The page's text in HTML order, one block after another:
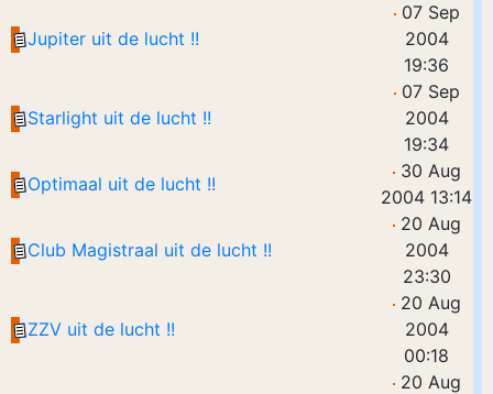
Jupiter uit de lucht !!
07 Sep
2004
19:36
Starlight uit de lucht !!
07 Sep
2004
19:34
Optimaal uit de lucht !!
30 Aug
2004 13:14
Club Magistraal uit de lucht !!
20 Aug
2004
23:30
ZZV uit de lucht !!
20 Aug
2004
00:18
20 Aug